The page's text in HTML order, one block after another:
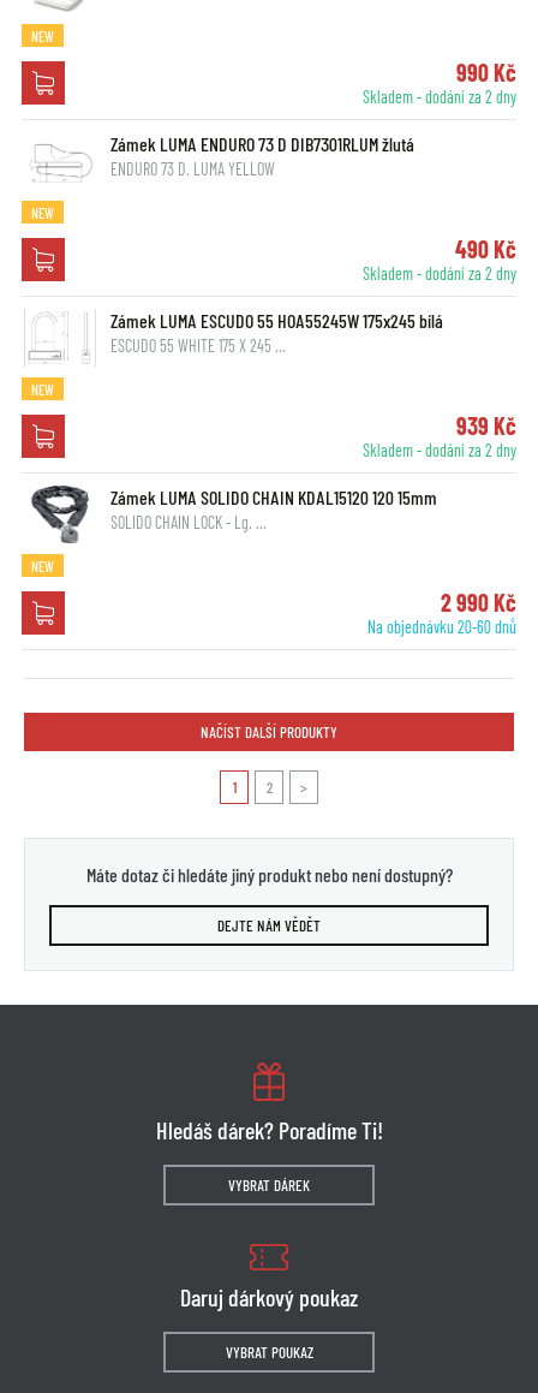
NEW
990 Kč
Skladem - dodání za 2 dny
Zámek LUMA ENDURO 73 D DIB7301RLUM žlutá
ENDURO 73 D. LUMA YELLOW
NEW
490 Kč
Skladem - dodání za 2 dny
Zámek LUMA ESCUDO 55 HOA55245W 175x245 bílá
ESCUDO 55 WHITE 175 X 245 …
NEW
939 Kč
Skladem - dodání za 2 dny
Zámek LUMA SOLIDO CHAIN KDAL15120 120 15mm
SOLIDO CHAIN LOCK - Lg. …
NEW
2 990 Kč
Na objednávku 20-60 dnů
NAČÍST DALŠÍ PRODUKTY
1 2 >
Máte dotaz či hledáte jiný produkt nebo není dostupný?
DEJTE NÁM VĚDĚT
Hledáš dárek? Poradíme Ti!
VYBRAT DÁREK
Daruj dárkový poukaz
VYBRAT POUKAZ